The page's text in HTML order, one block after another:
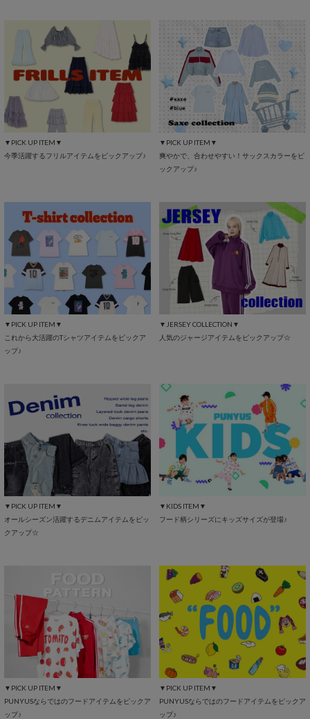
▼PICK UP ITEM▼
今季活躍するフリルアイテムをピックアップ♪
▼PICK UP ITEM▼
爽やかで、合わせやすい！サックスカラーをピ
ックアップ♪
▼PICK UP ITEM▼
これから大活躍のTシャツアイテムをピックア
ップ♪
▼JERSEY COLLECTION▼
人気のジャージアイテムをピックアップ☆
▼PICK UP ITEM▼
オールシーズン活躍するデニムアイテムをピッ
クアップ☆
▼KIDS ITEM▼
フード柄シリーズにキッズサイズが登場♪
▼PICK UP ITEM▼
PUNYUSならではのフードアイテムをピックア
ップ♪
▼PICK UP ITEM▼
PUNYUSならではのフードアイテムをピックア
ップ♪